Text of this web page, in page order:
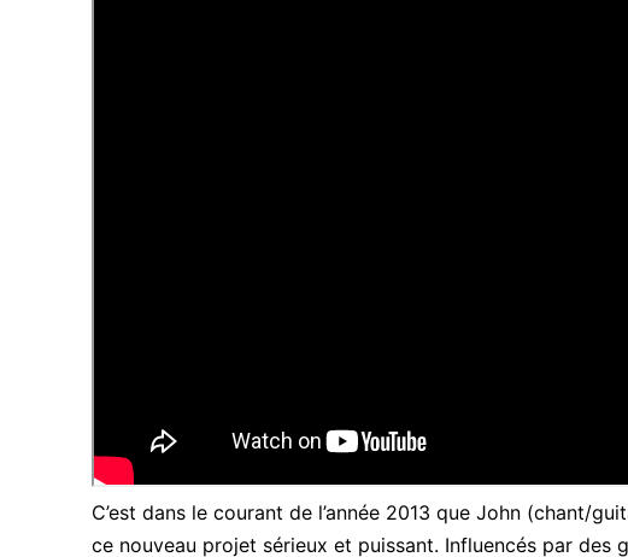
C’est dans le courant de l’année 2013 que John (chant/
ce nouveau projet sérieux et puissant. Influencés par des